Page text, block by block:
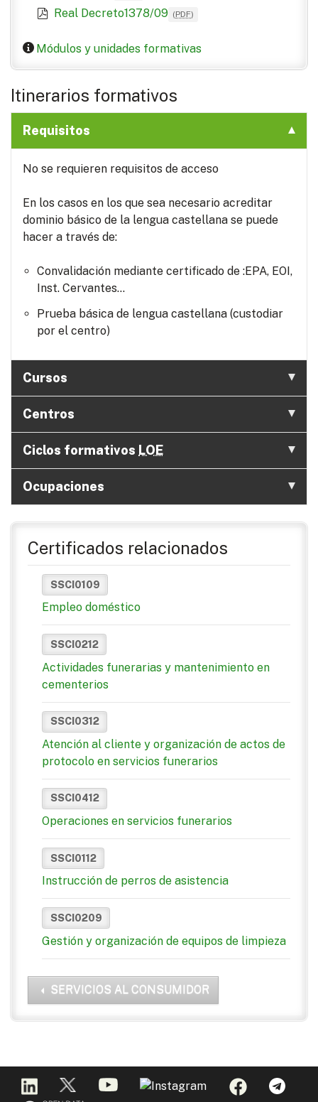
Real Decreto1378/09 (PDF)
Módulos y unidades formativas
Itinerarios formativos
Requisitos
No se requieren requisitos de acceso
En los casos en los que sea necesario acreditar
dominio básico de la lengua castellana se puede
hacer a través de:
Convalidación mediante certificado de :EPA, EOI,
Inst. Cervantes...
Prueba básica de lengua castellana (custodiar
por el centro)
Cursos
Centros
Ciclos formativos LOE
Ocupaciones
Certificados relacionados
SSCI0109
Empleo doméstico
SSCI0212
Actividades funerarias y mantenimiento en
cementerios
SSCI0312
Atención al cliente y organización de actos de
protocolo en servicios funerarios
SSCI0412
Operaciones en servicios funerarios
SSCI0112
Instrucción de perros de asistencia
SSCI0209
Gestión y organización de equipos de limpieza
SERVICIOS AL CONSUMIDOR